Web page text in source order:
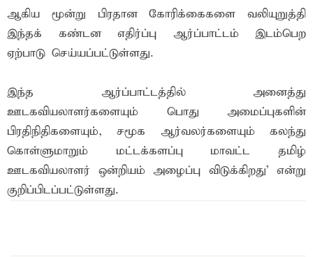
ஆகிய மூன்று பிரதான கோரிக்கைகளை வலியுறுத்தி
இந்தக் கண்டன எதிர்ப்பு ஆர்ப்பாட்டம் இடம்பெற
ஏற்பாடு செய்யப்பட்டுள்ளது.
இந்த ஆர்ப்பாட்டத்தில் அனைத்து
ஊடகவியலாளர்களையும் பொது அமைப்புகளின்
பிரதிநிதிகளையும், சமூக ஆர்வலர்களையும் கலந்து
கொள்ளுமாறும் மட்டக்களப்பு மாவட்ட தமிழ்
ஊடகவியலாளர் ஒன்றியம் அழைப்பு விடுக்கிறது' என்று
குறிப்பிடப்பட்டுள்ளது.